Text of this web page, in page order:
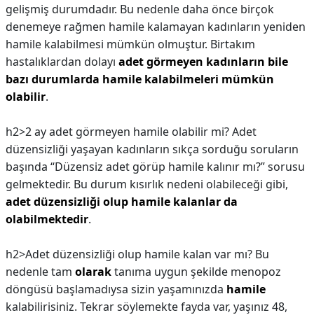
gelişmiş durumdadır. Bu nedenle daha önce birçok
denemeye rağmen hamile kalamayan kadınların yeniden
hamile kalabilmesi mümkün olmuştur. Birtakım
hastalıklardan dolayı adet görmeyen kadınların bile
bazı durumlarda hamile kalabilmeleri mümkün
olabilir.
h2>2 ay adet görmeyen hamile olabilir mi?Adet
düzensizliği yaşayan kadınların sıkça sorduğu soruların
başında “Düzensiz adet görüp hamile kalınır mı?” sorusu
gelmektedir. Bu durum kısırlık nedeni olabileceği gibi,
adet düzensizliği olup hamile kalanlar da
olabilmektedir.
h2>Adet düzensizliği olup hamile kalan var mı? Bu
nedenle tam olaraktanıma uygun şekilde menopoz
döngüsü başlamadıysa sizin yaşamınızda hamile
kalabilirisiniz. Tekrar söylemekte fayda var, yaşınız 48,